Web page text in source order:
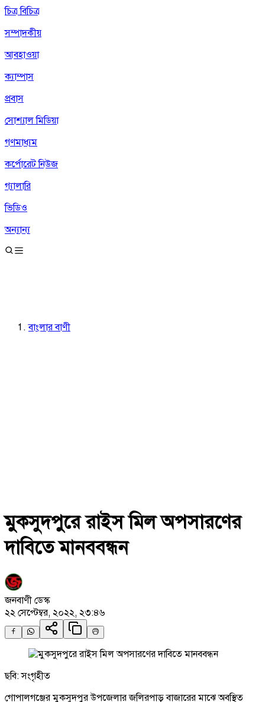
চিত্র বিচিত্র
সম্পাদকীয়
আবহাওয়া
ক্যাম্পাস
প্রবাস
সোশ্যাল মিডিয়া
গণমাধ্যম
কর্পোরেট নিউজ
গ্যালারি
ভিডিও
অন্যান্য
বাংলার বাণী
মুকসুদপুরে রাইস মিল অপসারণের
দাবিতে মানববন্ধন
জনবাণী ডেস্ক
২২ সেপ্টেম্বর, ২০২২, ২৩:৪৬
ছবি: সংগৃহীত
গোপালগঞ্জের মুকসুদপুর উপজেলার জলিরপাড় বাজারের মাঝে অবস্থিত